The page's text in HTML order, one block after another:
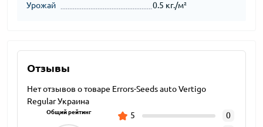
Урожай 0.5 кг./м²
Отзывы
Нет отзывов о товаре Errors-Seeds auto Vertigo
Regular Украина
Общий рейтинг 5
0